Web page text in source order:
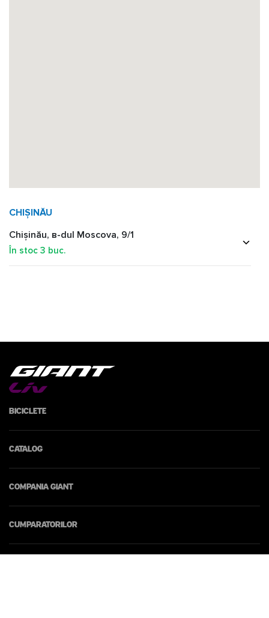
CHIȘINĂU
Chișinău, в-dul Moscova, 9/1
În stoc 3 buc.
Biciclete
Catalog
Compania Giant
Cumparatorilor